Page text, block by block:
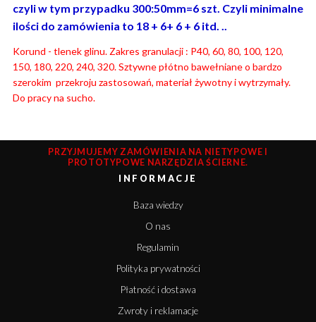
czyli w tym przypadku 300:50mm=6 szt. Czyli minimalne
ilości do zamówienia to 18 + 6+ 6 + 6 itd. ..
Korund - tlenek glinu. Zakres granulacji : P40, 60, 80, 100, 120,
150, 180, 220, 240, 320. Sztywne płótno bawełniane o bardzo
szerokim przekroju zastosowań, materiał żywotny i wytrzymały.
Do pracy na sucho.
PRZYJMUJEMY ZAMÓWIENIA NA NIETYPOWE I
PROTOTYPOWE NARZĘDZIA ŚCIERNE.
INFORMACJE
Baza wiedzy
O nas
Regulamin
Polityka prywatności
Płatność i dostawa
Zwroty i reklamacje